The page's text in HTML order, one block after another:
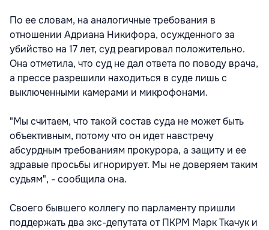
По ее словам, на аналогичные требования в
отношении Адриана Никифора, осужденного за
убийство на 17 лет, суд реагировал положительно.
Она отметила, что суд не дал ответа по поводу врача,
а прессе разрешили находиться в суде лишь с
выключенными камерами и микрофонами.
"Мы считаем, что такой состав суда не может быть
объективным, потому что он идет навстречу
абсурдным требованиям прокурора, а защиту и ее
здравые просьбы игнорирует. Мы не доверяем таким
судьям", - сообщила она.
Своего бывшего коллегу по парламенту пришли
поддержать два экс-депутата от ПКРМ Марк Ткачук и